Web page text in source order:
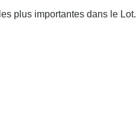
plus importantes dans le Lot.